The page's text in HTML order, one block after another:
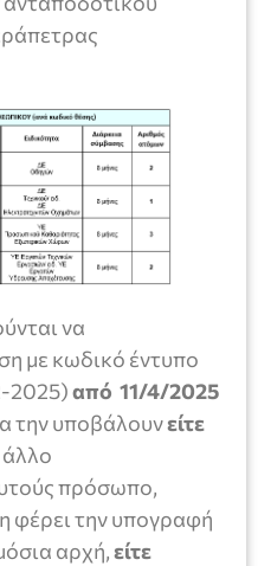
να
με κωδικό έντυπο
2025)από 11/4/2025
την υποβάλουνείτε
άλλο
πρόσωπο,
φέρει την υπογραφή
αρχή,είτε